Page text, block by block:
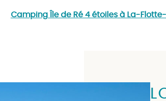
Camping Île de Ré 4 étoiles à La-